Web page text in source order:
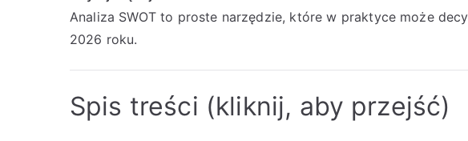
Analiza SWOT to proste narzędzie, które w praktyce może
2026 roku.
Spis treści (kliknij, aby przejść)